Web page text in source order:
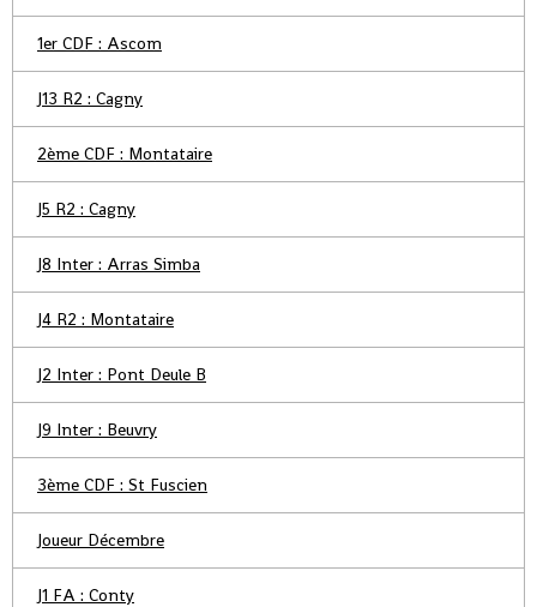
1er CDF : Ascom
J13 R2 : Cagny
2ème CDF : Montataire
J5 R2 : Cagny
J8 Inter : Arras Simba
J4 R2 : Montataire
J2 Inter : Pont Deule B
J9 Inter : Beuvry
3ème CDF : St Fuscien
Joueur Décembre
J1 FA : Conty